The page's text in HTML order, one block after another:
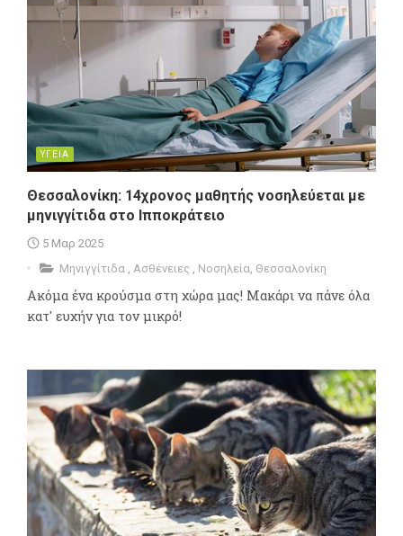
ΥΓΕΙΑ
Θεσσαλονίκη: 14χρονος μαθητής νοσηλεύεται με
μηνιγγίτιδα στο Ιπποκράτειο
5 Μαρ 2025
Μηνιγγίτιδα , Ασθένειες , Νοσηλεία, Θεσσαλονίκη
Ακόμα ένα κρούσμα στη χώρα μας! Μακάρι να πάνε όλα
κατ' ευχήν για τον μικρό!